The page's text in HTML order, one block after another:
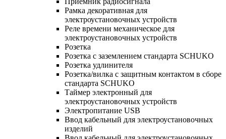
Рамка декоративная для
электроустановочных устройств
Реле времени механическое для
электроустановочных устройств
Розетка
Розетка с заземлением стандарта SCHUKO
Розетка удлинителя
Розетка/вилка с защитным контактом в сборе
стандарта SCHUKO
Таймер электронный для
электроустановочных устройств
Электропитание USB
Ввод кабельный для электроустановочных
изделий